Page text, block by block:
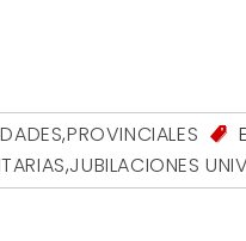
,PROVINCIALES
,JUBILACIONES